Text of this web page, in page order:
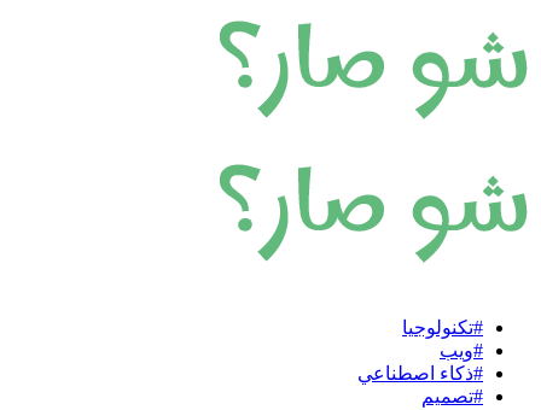
#تكنولوجيا
#ويب
#ذكاء اصطناعي
#تصميم